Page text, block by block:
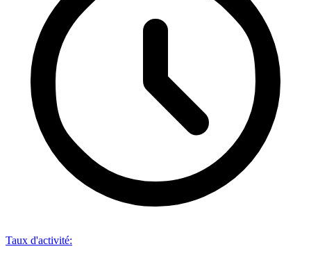
Taux d'activité: